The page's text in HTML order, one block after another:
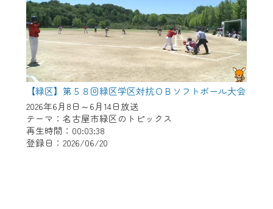
【緑区】第５８回緑区学区対抗ＯＢソフトボール大会
2026年6月8日～6月14日放送
テーマ：名古屋市緑区のトピックス
再生時間：00:03:38
登録日：2026/06/20